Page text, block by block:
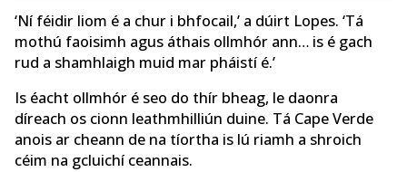
‘Ní féidir liom é a chur i bhfocail,’ a dúirt Lopes. ‘Tá
mothú faoisimh agus áthais ollmhór ann… is é gach
rud a shamhlaigh muid mar pháistí é.’
Is éacht ollmhór é seo do thír bheag, le daonra
díreach os cionn leathmhilliún duine. Tá Cape Verde
anois ar cheann de na tíortha is lú riamh a shroich
céim na gcluichí ceannais.